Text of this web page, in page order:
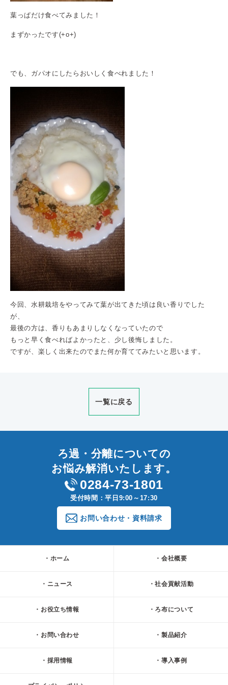
葉っぱだけ食べてみました！
まずかったです(+o+)
でも、ガパオにしたらおいしく食べれました！
今回、水耕栽培をやってみて葉が出てきた頃は良い香りでした
が、
最後の方は、香りもあまりしなくなっていたので
もっと早く食べればよかったと、少し後悔しました。
ですが、楽しく出来たのでまた何か育ててみたいと思います。
一覧に戻る
ろ過・分離についての
お悩み解消いたします。
0284-73-1801
受付時間：平日9:00～17:30
お問い合わせ・資料請求
ホーム 会社概要
ニュース 社会貢献活動
お役立ち情報 ろ布について
お問い合わせ 製品紹介
採用情報 導入事例